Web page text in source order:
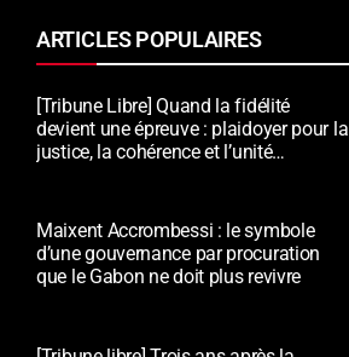
ARTICLES POPULAIRES
[Tribune Libre] Quand la fidélité
devient une épreuve : plaidoyer pour la
justice, la cohérence et l’unité
Maixent Accrombessi : le symbole
d’une gouvernance par procuration
que le Gabon ne doit plus revivre